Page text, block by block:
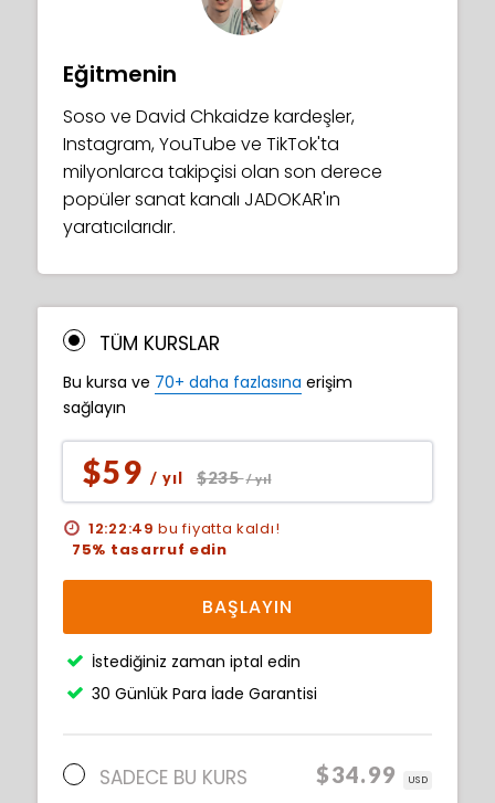
Eğitmenin
Soso ve David Chkaidze kardeşler,
Instagram, YouTube ve TikTok'ta
milyonlarca takipçisi olan son derece
popüler sanat kanalı JADOKAR'ın
yaratıcılarıdır.
TÜM KURSLAR
Bu kursa ve 70+ daha fazlasına erişim
sağlayın
$59 / yıl $235/ yıl
12:22:48 bu fiyatta kaldı!
75% tasarruf edin
BAŞLAYIN
İstediğiniz zaman iptal edin
30 Günlük Para İade Garantisi
SADECE BU KURS $34.99 USD